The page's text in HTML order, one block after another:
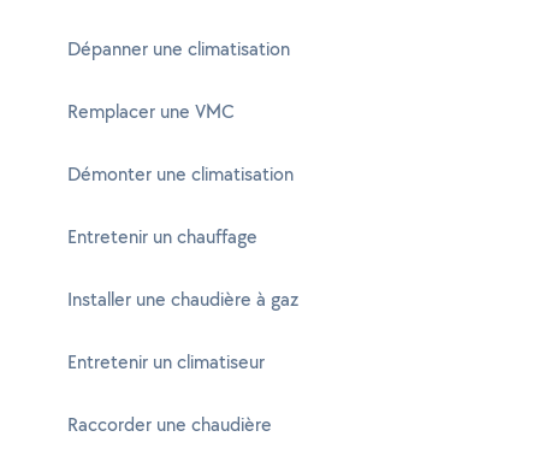
Dépanner une climatisation
Remplacer une VMC
Démonter une climatisation
Entretenir un chauffage
Installer une chaudière à gaz
Entretenir un climatiseur
Raccorder une chaudière